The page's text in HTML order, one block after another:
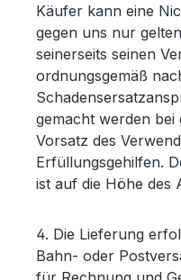
Käufer kann eine
gegen uns nur
seinerseits seinen
ordnungsgemäß
gemacht werden
Vorsatz des
Erfüllungsgehilfen.
ist auf die Höhe des
4. Die Lieferung
Bahn- oder